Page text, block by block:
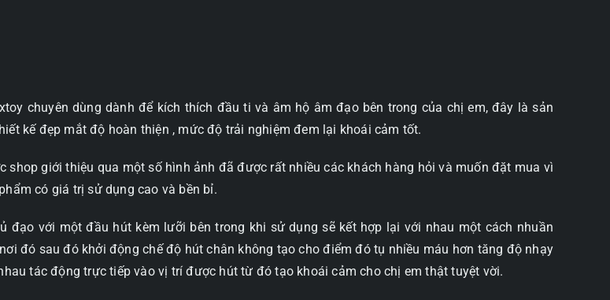
chuyên dùng dành để kích thích đầu ti và âm hộ âm đạo bên trong của chị em, đây là sản
kế đẹp mắt độ hoàn thiện , mức độ trải nghiệm đem lại khoái cảm tốt.
shop giới thiệu qua một số hình ảnh đã được rất nhiều các khách hàng hỏi và muốn đặt mua vì
có giá trị sử dụng cao và bền bỉ.
đạo với một đầu hút kèm lưỡi bên trong khi sử dụng sẽ kết hợp lại với nhau một cách nhuần
đó sau đó khởi động chế độ hút chân không tạo cho điểm đó tụ nhiều máu hơn tăng độ nhạy
tác động trực tiếp vào vị trí được hút từ đó tạo khoái cảm cho chị em thật tuyệt vời.